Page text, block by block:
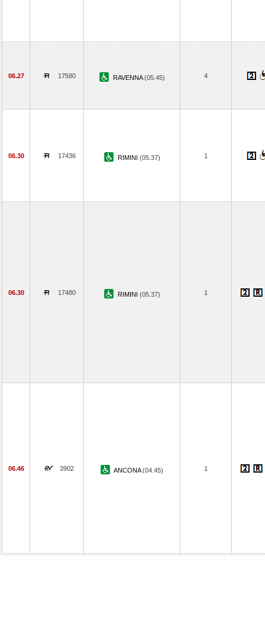
06.27 17580 RAVENNA(05.45) 4
06.30 17436 RIMINI (05.37) 1
06.30 17480 RIMINI (05.37) 1
06.46 3902 ANCONA(04.45) 1